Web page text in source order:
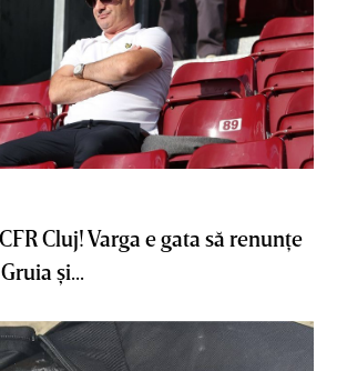
Cluj! Varga e gata să renunţe
şi...